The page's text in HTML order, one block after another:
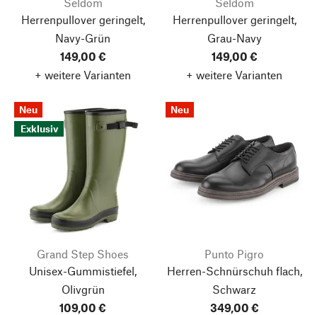
Herrenpullover geringelt,
Navy-Grün
149,00 €
+ weitere Varianten
Herrenpullover geringelt,
Grau-Navy
149,00 €
+ weitere Varianten
Neu
Exklusiv
Grand Step Shoes
Unisex-Gummistiefel,
Olivgrün
109,00 €
Neu
Punto Pigro
Herren-Schnürschuh flach,
Schwarz
349,00 €